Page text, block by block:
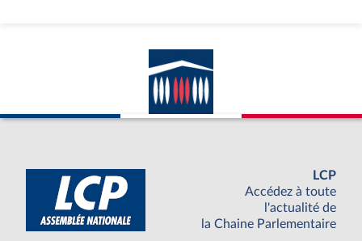
LCP
Accédez à toute
l'actualité de
la Chaine Parlementaire